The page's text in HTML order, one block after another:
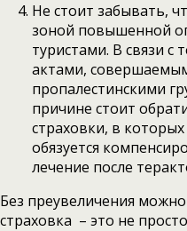
Не стоит забывать,
зоной повышенной
туристами. В связи с
актами,
пропалестинскими
причине стоит
страховки, в
обязуется
лечение после
Без преувеличения
страховка – это не